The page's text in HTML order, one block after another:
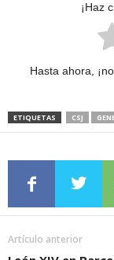
¡Haz
Hasta ahora,
ETIQUETAS CSJ
Artículo anterior